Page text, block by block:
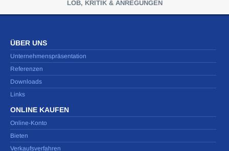
LOB, KRITIK & ANREGUNGEN
ÜBER UNS
Unternehmenspräsentation
Referenzen
Downloads
Links
ONLINE KAUFEN
Online-Konto
Bieten
Verkaufsverfahren